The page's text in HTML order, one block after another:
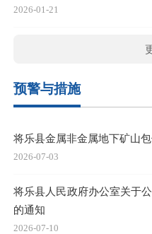
2026-01-21
预警与措施
将乐县金属非金属地下矿山
2026-07-03
将乐县人民政府办公室关于
的通知
2026-07-10